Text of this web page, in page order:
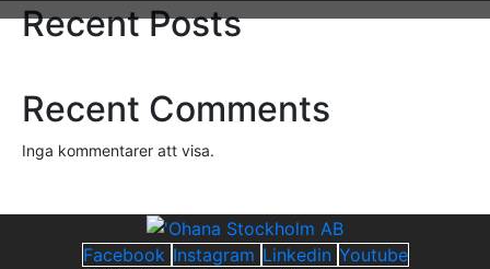
Recent Posts
Recent Comments
Inga kommentarer att visa.
Facebook Instagram Linkedin Youtube